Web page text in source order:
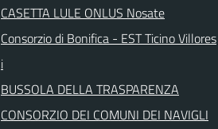
CASETTA LULE ONLUS Nosate
Consorzio di Bonifica - EST Ticino Villores
i
BUSSOLA DELLA TRASPARENZA
CONSORZIO DEI COMUNI DEI NAVIGLI